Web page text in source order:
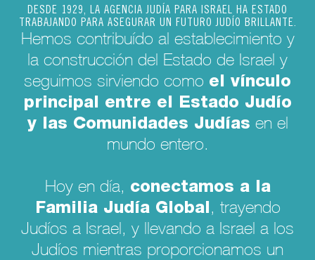
DESDE 1929, LA AGENCIA JUDÍA PARA ISRAEL HA ESTADO
TRABAJANDO PARA ASEGURAR UN FUTURO JUDÍO BRILLANTE.
Hemos contribuído al establecimiento y
la construcción del Estado de Israel y
seguimos sirviendo como el vínculo
principal entre el Estado Judío
y las Comunidades Judías en el
mundo entero.
Hoy en día, conectamos a la
Familia Judía Global, trayendo
Judíos a Israel, y llevando a Israel a los
Judíos mientras proporcionamos un